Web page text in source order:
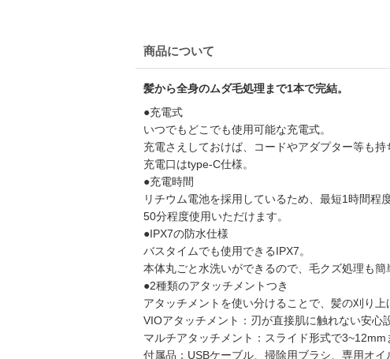
商品について
髪から全身のムダ毛処理まで1本で完結。
●充電式
いつでもどこでも使用可能な充電式。
充電さえしておけば、コードやアダプター等も持
充電口はtype-C仕様。
●充電時間
リチウム電池を採用しているため、最短1時間程
50分程度使用いただけます。
●IPX7の防水仕様
バスタイムでも使用できるIPX7。
本体丸ごと水洗いができるので、毛クズ処理も簡
●2種類のアタッチメントつき
アタッチメントを使い分けることで、髪の刈り上
VIOアタッチメント：刃が直接肌に触れない安心
マルチアタッチメント：スライド形式で
付属品：USBケーブル、掃除用ブラシ、専用オ